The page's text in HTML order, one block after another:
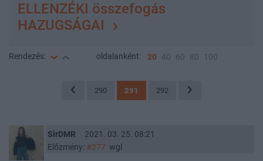
ELLENZÉKI összefogás
HAZUGSÁGAI
Rendezés: oldalanként: 20 40 60 80 100
290 291 292
SirDMR
2021. 03. 25. 08:21
Előzmény: #277 wgl